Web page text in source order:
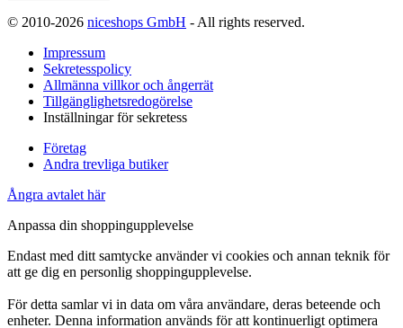
© 2010-2026 niceshops GmbH - All rights reserved.
Impressum
Sekretesspolicy
Allmänna villkor och ångerrät
Tillgänglighetsredogörelse
Inställningar för sekretess
Företag
Andra trevliga butiker
Ångra avtalet här
Anpassa din shoppingupplevelse
Endast med ditt samtycke använder vi cookies och annan teknik för
att ge dig en personlig shoppingupplevelse.
För detta samlar vi in data om våra användare, deras beteende och
enheter. Denna information används för att kontinuerligt optimera